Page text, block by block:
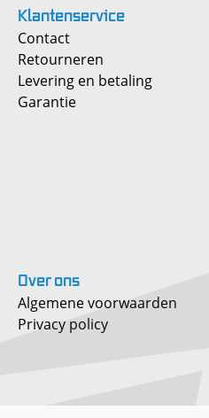
Klantenservice
Contact
Retourneren
Levering en betaling
Garantie
Overons
Algemene voorwaarden
Privacy policy